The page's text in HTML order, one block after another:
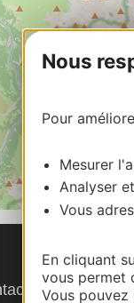
Nous
Pour
Mesurer
Analyser
Vous
En cliquant
vous permet
Vous